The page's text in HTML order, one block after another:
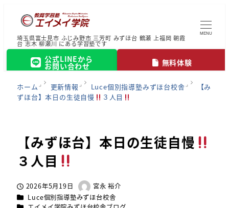
埼玉県富士見市 ふじみ野市 三芳町 みずほ台 鶴瀬 上福岡 朝霞
台 志木 柳瀬川 にある学習塾です
公式LINEから
お問い合わせ 無料体験
MENU
ホーム 更新情報 Luce個別指導塾みずほ台校舎
【み
ずほ台】本日の生徒自慢
３人目
【みずほ台】本日の生徒自慢
３人目
投稿日2026年5月19日
著
者
宮永 裕介
カテゴリー
Luce個別指導塾みずほ台校舎